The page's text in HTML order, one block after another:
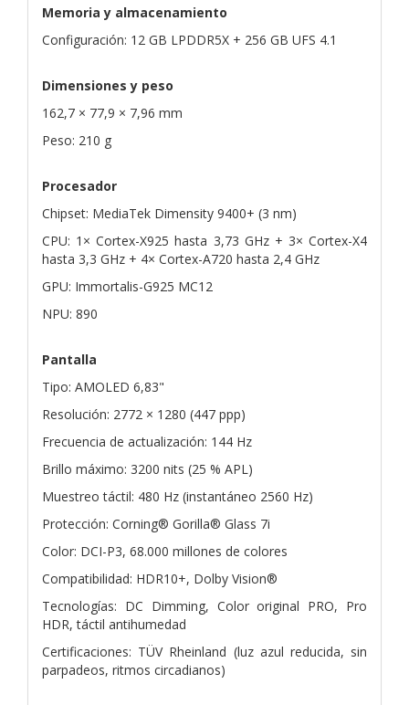
Memoria y almacenamiento
Configuración: 12 GB LPDDR5X + 256 GB UFS 4.1
Dimensiones y peso
162,7 × 77,9 × 7,96 mm
Peso: 210 g
Procesador
Chipset: MediaTek Dimensity 9400+ (3 nm)
CPU: 1× Cortex-X925 hasta 3,73 GHz + 3× Cortex-X4
hasta 3,3 GHz + 4× Cortex-A720 hasta 2,4 GHz
GPU: Immortalis-G925 MC12
NPU: 890
Pantalla
Tipo: AMOLED 6,83"
Resolución: 2772 × 1280 (447 ppp)
Frecuencia de actualización: 144 Hz
Brillo máximo: 3200 nits (25 % APL)
Muestreo táctil: 480 Hz (instantáneo 2560 Hz)
Protección: Corning® Gorilla® Glass 7i
Color: DCI-P3, 68.000 millones de colores
Compatibilidad: HDR10+, Dolby Vision®
Tecnologías: DC Dimming, Color original PRO, Pro
HDR, táctil antihumedad
Certificaciones: TÜV Rheinland (luz azul reducida, sin
parpadeos, ritmos circadianos)